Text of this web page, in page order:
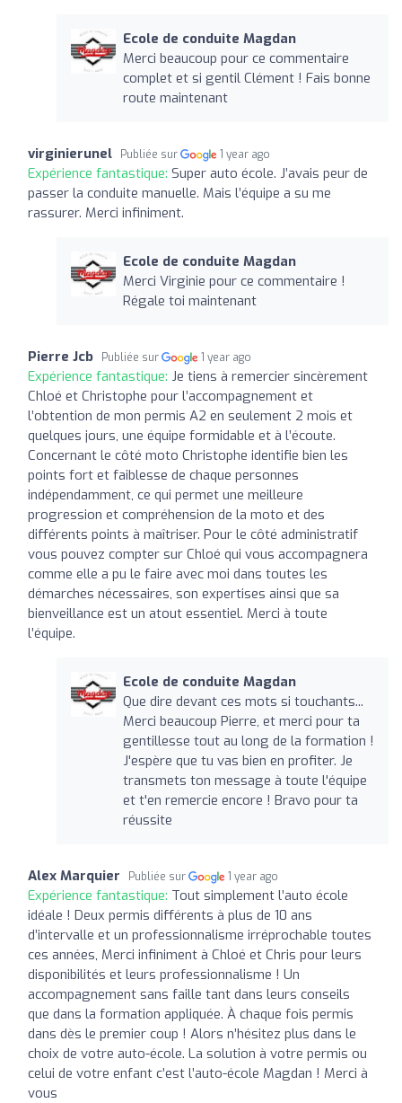
Ecole de conduite Magdan
Merci beaucoup pour ce commentaire
complet et si gentil Clément ! Fais bonne
route maintenant
virginierunel Publiée sur 1 year ago
Expérience fantastique: Super auto école. J’avais peur de
passer la conduite manuelle. Mais l’équipe a su me
rassurer. Merci infiniment.
Ecole de conduite Magdan
Merci Virginie pour ce commentaire !
Régale toi maintenant
Pierre Jcb Publiée sur 1 year ago
Expérience fantastique: Je tiens à remercier sincèrement
Chloé et Christophe pour l’accompagnement et
l’obtention de mon permis A2 en seulement 2 mois et
quelques jours, une équipe formidable et à l’écoute.
Concernant le côté moto Christophe identifie bien les
points fort et faiblesse de chaque personnes
indépendamment, ce qui permet une meilleure
progression et compréhension de la moto et des
différents points à maîtriser. Pour le côté administratif
vous pouvez compter sur Chloé qui vous accompagnera
comme elle a pu le faire avec moi dans toutes les
démarches nécessaires, son expertises ainsi que sa
bienveillance est un atout essentiel. Merci à toute
l’équipe.
Ecole de conduite Magdan
Que dire devant ces mots si touchants...
Merci beaucoup Pierre, et merci pour ta
gentillesse tout au long de la formation !
J'espère que tu vas bien en profiter. Je
transmets ton message à toute l'équipe
et t'en remercie encore ! Bravo pour ta
réussite
Alex Marquier Publiée sur 1 year ago
Expérience fantastique: Tout simplement l’auto école
idéale ! Deux permis différents à plus de 10 ans
d’intervalle et un professionnalisme irréprochable toutes
ces années, Merci infiniment à Chloé et Chris pour leurs
disponibilités et leurs professionnalisme ! Un
accompagnement sans faille tant dans leurs conseils
que dans la formation appliquée. À chaque fois permis
dans dès le premier coup ! Alors n’hésitez plus dans le
choix de votre auto-école. La solution à votre permis ou
celui de votre enfant c’est l’auto-école Magdan ! Merci à
vous